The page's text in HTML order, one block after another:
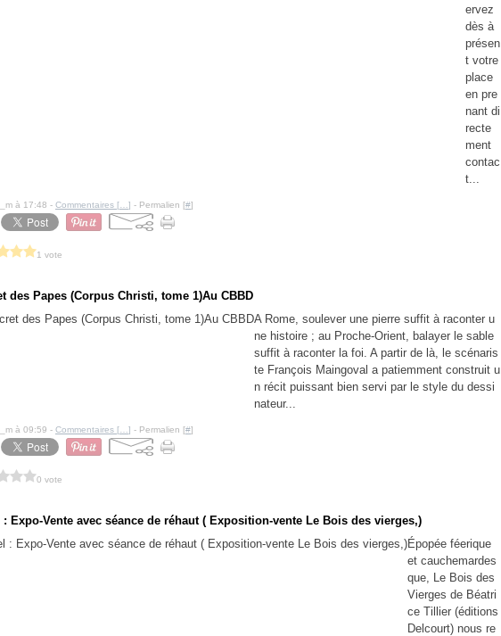
ervez
dès à
présen
t votre
place
en pre
nant di
recte
ment
contac
t...
à 17:48 - Commentaires [ ] - Permalien [#]
1 vote
des Papes (Corpus Christi, tome 1)Au CBBD
A Rome, soulever une pierre suffit à raconter u
ne histoire ; au Proche-Orient, balayer le sable
suffit à raconter la foi. A partir de là, le scénaris
te François Maingoval a patiemment construit u
n récit puissant bien servi par le style du dessi
nateur...
à 09:59 - Commentaires [ ] - Permalien [#]
0 vote
Expo-Vente avec séance de réhaut ( Exposition-vente Le Bois des vierges,)
Épopée féerique
et cauchemardes
que, Le Bois des
Vierges de Béatri
ce Tillier (éditions
Delcourt) nous re